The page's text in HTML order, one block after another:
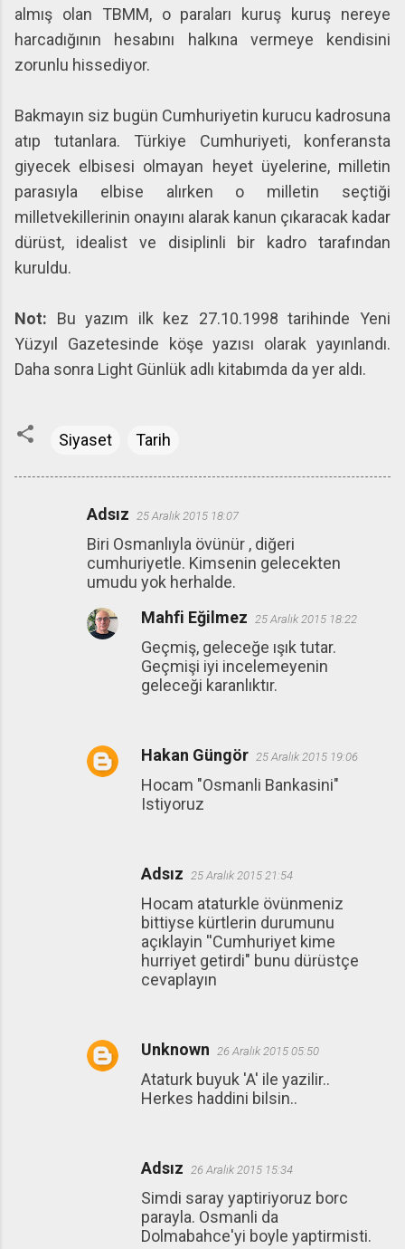
almış olan TBMM, o paraları kuruş kuruş nereye
harcadığının hesabını halkına vermeye kendisini
zorunlu hissediyor.
Bakmayın siz bugün Cumhuriyetin kurucu kadrosuna
atıp tutanlara. Türkiye Cumhuriyeti, konferansta
giyecek elbisesi olmayan heyet üyelerine, milletin
parasıyla elbise alırken o milletin seçtiği
milletvekillerinin onayını alarak kanun çıkaracak kadar
dürüst, idealist ve disiplinli bir kadro tarafından
kuruldu.
Not: Bu yazım ilk kez 27.10.1998 tarihinde Yeni
Yüzyıl Gazetesinde köşe yazısı olarak yayınlandı.
Daha sonra Light Günlük adlı kitabımda da yer aldı.
Siyaset Tarih
Adsız 25 Aralık 2015 18:07
Biri Osmanlıyla övünür , diğeri
cumhuriyetle. Kimsenin gelecekten
umudu yok herhalde.
Mahfi Eğilmez 25 Aralık 2015 18:22
Geçmiş, geleceğe ışık tutar.
Geçmişi iyi incelemeyenin
geleceği karanlıktır.
Hakan Güngör 25 Aralık 2015 19:06
Hocam "Osmanli Bankasini"
Istiyoruz
Adsız 25 Aralık 2015 21:54
Hocam ataturkle övünmeniz
bittiyse kürtlerin durumunu
açıklayin ''Cumhuriyet kime
hurriyet getirdi" bunu dürüstçe
cevaplayın
Unknown 26 Aralık 2015 05:50
Ataturk buyuk 'A' ile yazilir..
Herkes haddini bilsin..
Adsız 26 Aralık 2015 15:34
Simdi saray yaptiriyoruz borc
parayla. Osmanli da
Dolmabahce'yi boyle yaptirmisti.